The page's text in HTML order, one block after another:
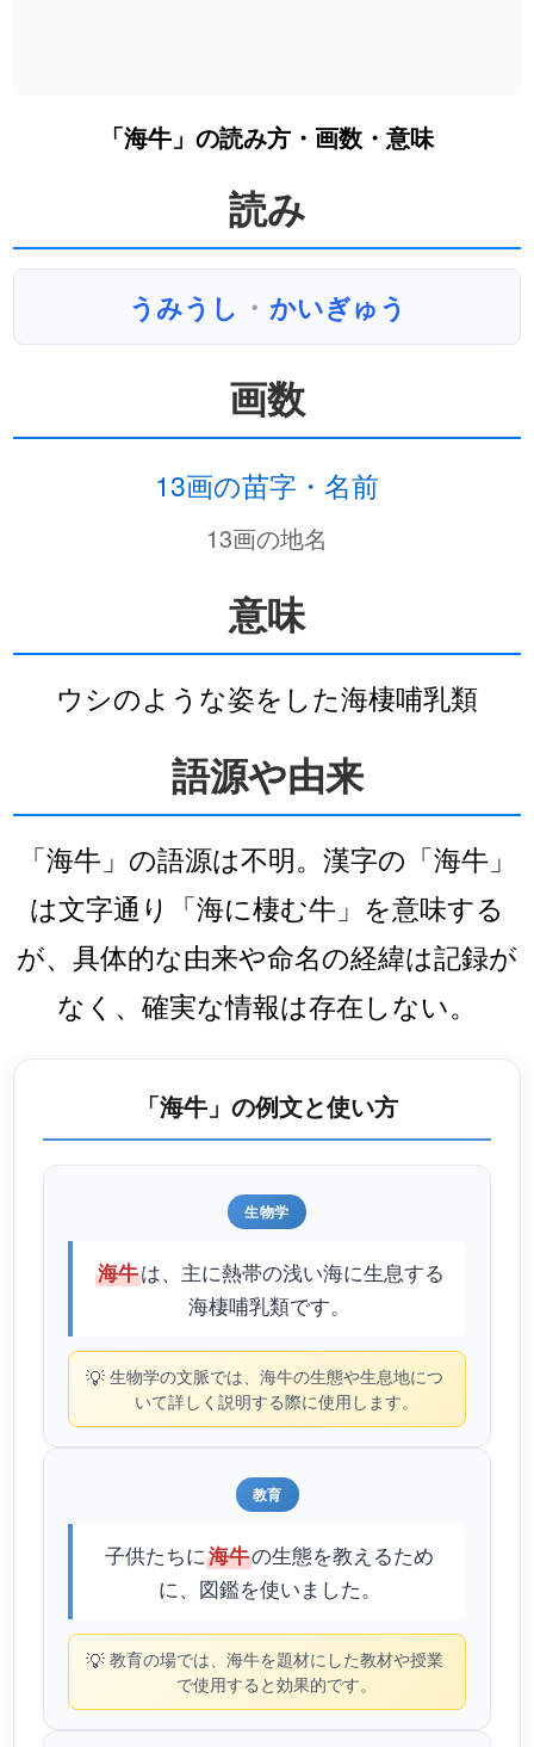
「海牛」の読み方・画数・意味
読み
うみうし ・ かいぎゅう
画数
13画の苗字・名前
13画の地名
意味
ウシのような姿をした海棲哺乳類
語源や由来
「海牛」の語源は不明。漢字の「海牛」
は文字通り「海に棲む牛」を意味する
が、具体的な由来や命名の経緯は記録が
なく、確実な情報は存在しない。
「海牛」の例文と使い方
生物学
海牛は、主に熱帯の浅い海に生息する
海棲哺乳類です。
💡 生物学の文脈では、海牛の生態や生息地につ
いて詳しく説明する際に使用します。
教育
子供たちに海牛の生態を教えるため
に、図鑑を使いました。
💡 教育の場では、海牛を題材にした教材や授業
で使用すると効果的です。